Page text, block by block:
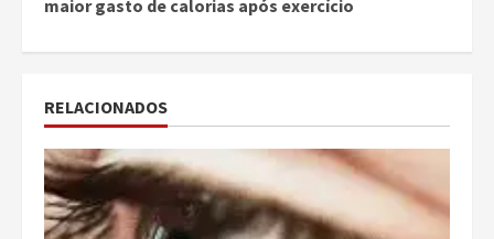
maior gasto de calorias após exercício
RELACIONADOS